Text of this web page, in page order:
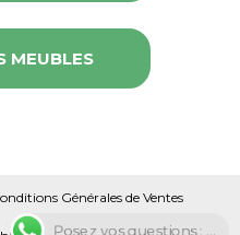
MEUBLES
Générales de Ventes
Posez vos questions : ...